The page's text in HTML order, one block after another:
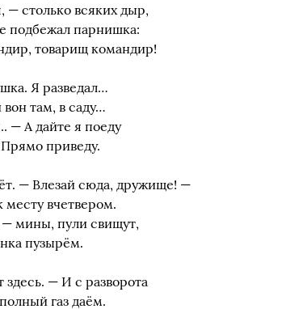
столько всяких дыр,
подбежал парнишка:
товарищ командир!
Я разведал…
там, в саду…
— А дайте я поеду
приведу.
— Влезай сюда, дружище! —
вчетвером.
мины, пули свищут,
пузырём.
— И с разворота
газ даём.